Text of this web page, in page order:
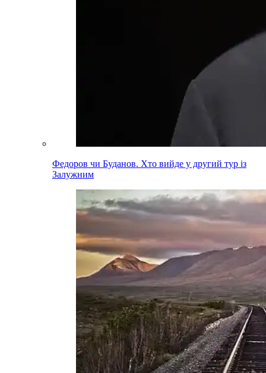
Федоров чи Буданов. Хто вийде у другий тур із
Залужним